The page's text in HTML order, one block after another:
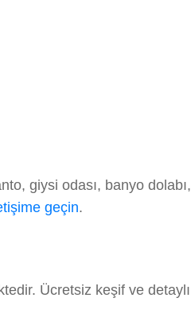
giysi odası, banyo dolabı,
geçin.
Ücretsiz keşif ve detaylı